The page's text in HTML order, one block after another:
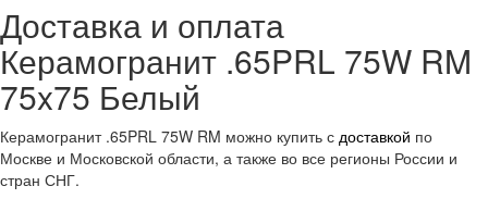
Доставка и оплата
Керамогранит .65PRL 75W RM
75x75 Белый
Керамогранит .65PRL 75W RM можно купить с доставкой по
Москве и Московской области, а также во все регионы России и
стран СНГ.